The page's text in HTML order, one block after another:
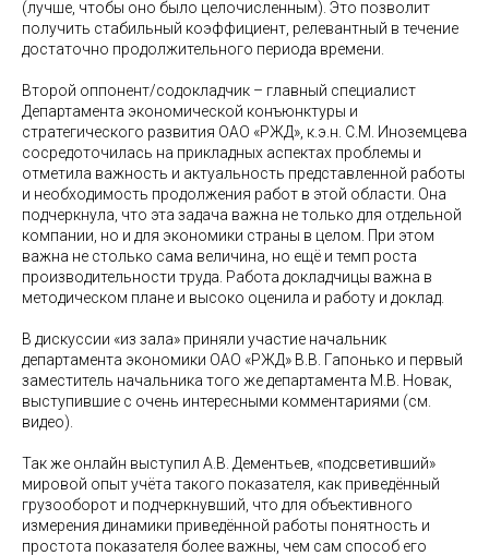
(лучше, чтобы оно было целочисленным). Это позволит
получить стабильный коэффициент, релевантный в течение
достаточно продолжительного периода времени.
Второй оппонент/содокладчик – главный специалист
Департамента экономической конъюнктуры и
стратегического развития ОАО «РЖД», к.э.н. С.М. Иноземцева
сосредоточилась на прикладных аспектах проблемы и
отметила важность и актуальность представленной работы
и необходимость продолжения работ в этой области. Она
подчеркнула, что эта задача важна не только для отдельной
компании, но и для экономики страны в целом. При этом
важна не столько сама величина, но ещё и темп роста
производительности труда. Работа докладчицы важна в
методическом плане и высоко оценила и работу и доклад.
В дискуссии «из зала» приняли участие начальник
департамента экономики ОАО «РЖД» В.В. Гапонько и первый
заместитель начальника того же департамента М.В. Новак,
выступившие с очень интересными комментариями (см.
видео).
Так же онлайн выступил А.В. Дементьев, «подсветивший»
мировой опыт учёта такого показателя, как приведённый
грузооборот и подчеркнувший, что для объективного
измерения динамики приведённой работы понятность и
простота показателя более важны, чем сам способ его